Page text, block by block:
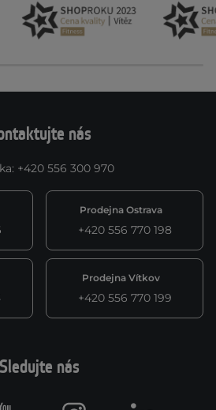
nás
: +420 556 300 970
Prodejna Ostrava
+420 556 770 198
Prodejna Vítkov
+420 556 770 199
Sledujte nás